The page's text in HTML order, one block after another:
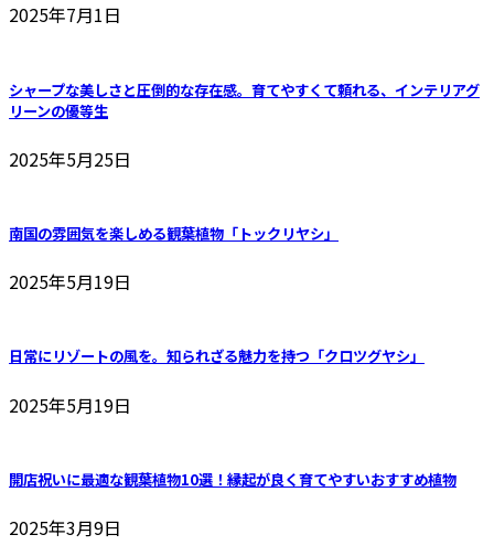
2025年7月1日
シャープな美しさと圧倒的な存在感。育てやすくて頼れる、インテリアグ
リーンの優等生
2025年5月25日
南国の雰囲気を楽しめる観葉植物「トックリヤシ」
2025年5月19日
日常にリゾートの風を。知られざる魅力を持つ「クロツグヤシ」
2025年5月19日
開店祝いに最適な観葉植物10選！縁起が良く育てやすいおすすめ植物
2025年3月9日